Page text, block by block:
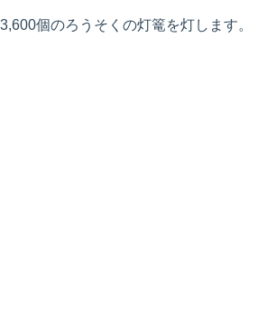
個のろうそくの灯篭を灯します。